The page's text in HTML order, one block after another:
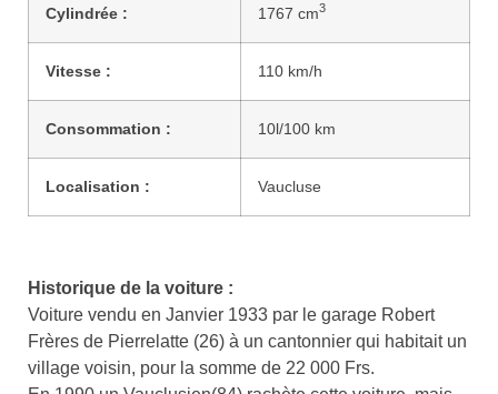
Cylindrée : 1767 cm3
Vitesse : 110 km/h
Consommation : 10l/100 km
Localisation : Vaucluse
Historique de la voiture :
Voiture vendu en Janvier 1933 par le garage Robert
Frères de Pierrelatte (26) à un cantonnier qui habitait un
village voisin, pour la somme de 22 000 Frs.